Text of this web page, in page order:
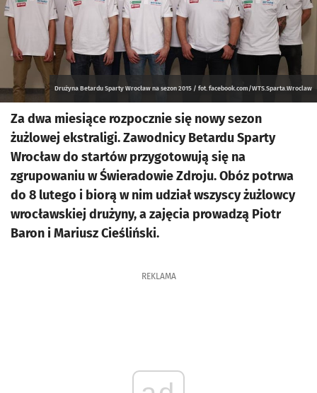
Drużyna Betardu Sparty Wrocław na sezon 2015 / fot. facebook.com/WTS.Sparta.Wroclaw
Za dwa miesiące rozpocznie się nowy sezon
żużlowej ekstraligi. Zawodnicy Betardu Sparty
Wrocław do startów przygotowują się na
zgrupowaniu w Świeradowie Zdroju. Obóz potrwa
do 8 lutego i biorą w nim udział wszyscy żużlowcy
wrocławskiej drużyny, a zajęcia prowadzą Piotr
Baron i Mariusz Cieśliński.
REKLAMA